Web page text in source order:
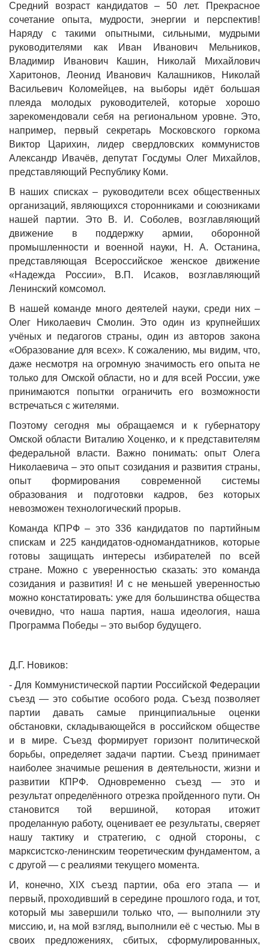
Средний возраст кандидатов – 50 лет. Прекрасное
сочетание опыта, мудрости, энергии и перспектив!
Наряду с такими опытными, сильными, мудрыми
руководителями как Иван Иванович Мельников,
Владимир Иванович Кашин, Николай Михайлович
Харитонов, Леонид Иванович Калашников, Николай
Васильевич Коломейцев, на выборы идёт большая
плеяда молодых руководителей, которые хорошо
зарекомендовали себя на региональном уровне. Это,
например, первый секретарь Московского горкома
Виктор Царихин, лидер свердловских коммунистов
Александр Ивачёв, депутат Госдумы Олег Михайлов,
представляющий Республику Коми.
В наших списках – руководители всех общественных
организаций, являющихся сторонниками и союзниками
нашей партии. Это В. И. Соболев, возглавляющий
движение в поддержку армии, оборонной
промышленности и военной науки, Н. А. Останина,
представляющая Всероссийское женское движение
«Надежда России», В.П. Исаков, возглавляющий
Ленинский комсомол.
В нашей команде много деятелей науки, среди них –
Олег Николаевич Смолин. Это один из крупнейших
учёных и педагогов страны, один из авторов закона
«Образование для всех». К сожалению, мы видим, что,
даже несмотря на огромную значимость его опыта не
только для Омской области, но и для всей России, уже
принимаются попытки ограничить его возможности
встречаться с жителями.
Поэтому сегодня мы обращаемся и к губернатору
Омской области Виталию Хоценко, и к представителям
федеральной власти. Важно понимать: опыт Олега
Николаевича – это опыт созидания и развития страны,
опыт формирования современной системы
образования и подготовки кадров, без которых
невозможен технологический прорыв.
Команда КПРФ – это 336 кандидатов по партийным
спискам и 225 кандидатов-одномандатников, которые
готовы защищать интересы избирателей по всей
стране. Можно с уверенностью сказать: это команда
созидания и развития! И с не меньшей уверенностью
можно констатировать: уже для большинства общества
очевидно, что наша партия, наша идеология, наша
Программа Победы – это выбор будущего.
Д.Г. Новиков:
- Для Коммунистической партии Российской Федерации
съезд — это событие особого рода. Съезд позволяет
партии давать самые принципиальные оценки
обстановки, складывающейся в российском обществе
и в мире. Съезд формирует горизонт политической
борьбы, определяет задачи партии. Съезд принимает
наиболее значимые решения в деятельности, жизни и
развитии КПРФ. Одновременно съезд — это и
результат определённого отрезка пройденного пути. Он
становится той вершиной, которая итожит
проделанную работу, оценивает ее результаты, сверяет
нашу тактику и стратегию, с одной стороны, с
марксистско-ленинским теоретическим фундаментом, а
с другой — с реалиями текущего момента.
И, конечно, XIX съезд партии, оба его этапа — и
первый, проходивший в середине прошлого года, и тот,
который мы завершили только что, — выполнили эту
миссию, и, на мой взгляд, выполнили её с честью. Мы в
своих предложениях, сбитых, сформулированных,